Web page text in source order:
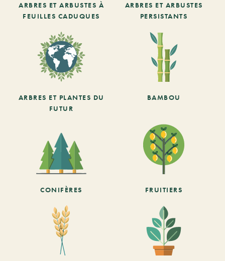
ARBRES ET ARBUSTES À
FEUILLES CADUQUES
ARBRES ET ARBUSTES
PERSISTANTS
ARBRES ET PLANTES DU
FUTUR
BAMBOU
CONIFÈRES FRUITIERS